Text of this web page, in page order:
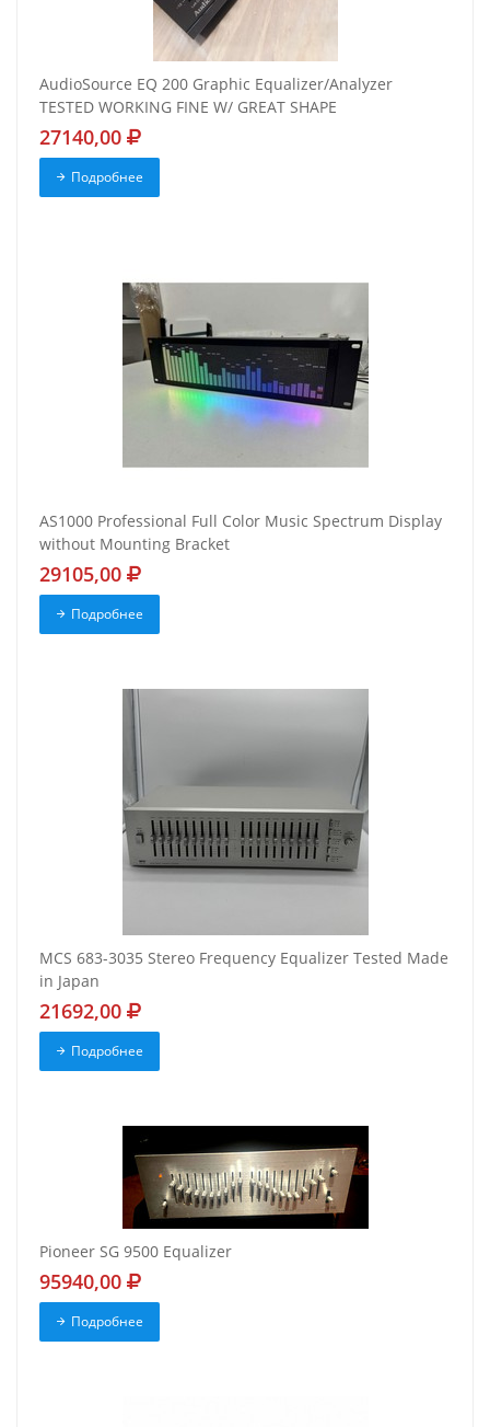
AudioSource EQ 200 Graphic Equalizer/Analyzer
TESTED WORKING FINE W/ GREAT SHAPE
27140,00
Подробнее
AS1000 Professional Full Color Music Spectrum Display
without Mounting Bracket
29105,00
Подробнее
MCS 683-3035 Stereo Frequency Equalizer Tested Made
in Japan
21692,00
Подробнее
Pioneer SG 9500 Equalizer
95940,00
Подробнее